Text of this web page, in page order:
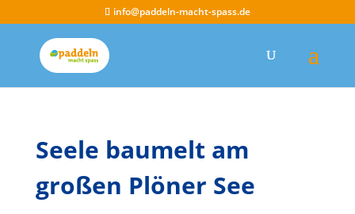
info@paddeln-macht-spass.de
Seele baumelt am
großen Plöner See